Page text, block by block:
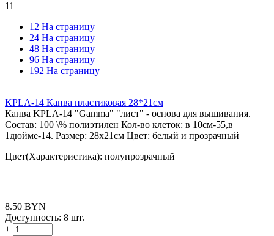
11
12 На страницу
24 На страницу
48 На страницу
96 На страницу
192 На страницу
KPLA-14 Канва пластиковая 28*21см
Канва KPLА-14 "Gamma" "лист" - основа для вышивания.
Состав: 100 \% полиэтилен Кол-во клеток: в 10см-55,в
1дюйме-14. Размер: 28х21см Цвет: белый и прозрачный
Цвет(Характеристика): полупрозрачный
8.50 BYN
Доступность: 8 шт.
+
−